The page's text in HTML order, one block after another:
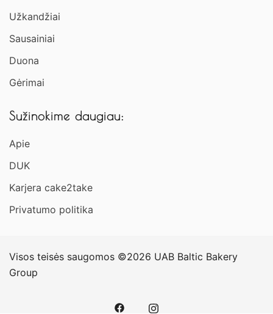
Užkandžiai​
Sausainiai
Duona
Gėrimai
Sužinokime daugiau:
Apie
DUK
Karjera cake2take
Privatumo politika
Visos teisės saugomos ©2026 UAB Baltic Bakery
Group